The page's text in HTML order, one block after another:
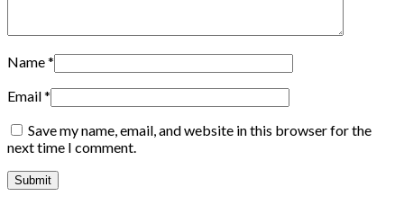
Name*
Email*
Save my name, email, and website in this browser for the
next time I comment.